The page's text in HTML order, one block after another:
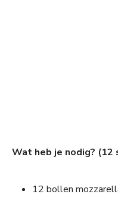
Wat heb je nodig? (12
12 bollen